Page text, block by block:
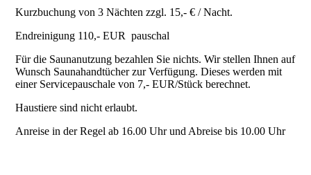
Kurzbuchung von 3 Nächten zzgl. 15,- € / Nacht.
Endreinigung 110,- EUR pauschal
Für die Saunanutzung bezahlen Sie nichts. Wir stellen Ihnen auf
Wunsch Saunahandtücher zur Verfügung. Dieses werden mit
einer Servicepauschale von 7,- EUR/Stück berechnet.
Haustiere sind nicht erlaubt.
Anreise in der Regel ab 16.00 Uhr und Abreise bis 10.00 Uhr